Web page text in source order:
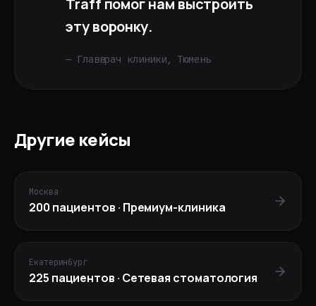
Traff помог нам выстроить
эту воронку.
— Главврач клиники, Тюмень
Другие кейсы
Москва
200 пациентов · Премиум-клиника
Екатеринбург
225 пациентов · Сетевая стоматология